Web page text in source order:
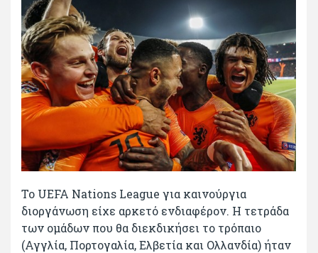
Το UEFA Νations League για καινούργια
διοργάνωση είχε αρκετό ενδιαφέρον. Η τετράδα
των ομάδων που θα διεκδικήσει το τρόπαιο
(Αγγλία, Πορτογαλία, Ελβετία και Ολλανδία) ήταν